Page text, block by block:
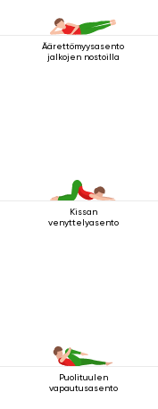
Äärettömyysasento
jalkojen nostoilla
Kissan
venyttelyasento
Puolituulen
vapautusasento